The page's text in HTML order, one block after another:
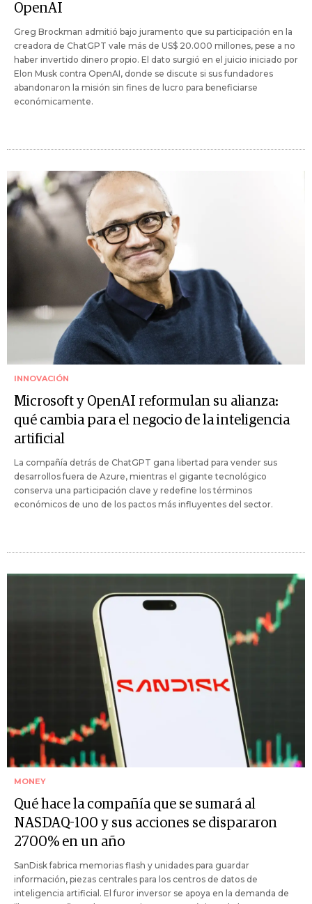
OpenAI
Greg Brockman admitió bajo juramento que su participación en la
creadora de ChatGPT vale más de US$ 20.000 millones, pese a no
haber invertido dinero propio. El dato surgió en el juicio iniciado por
Elon Musk contra OpenAI, donde se discute si sus fundadores
abandonaron la misión sin fines de lucro para beneficiarse
económicamente.
INNOVACIÓN
Microsoft y OpenAI reformulan su alianza:
qué cambia para el negocio de la inteligencia
artificial
La compañía detrás de ChatGPT gana libertad para vender sus
desarrollos fuera de Azure, mientras el gigante tecnológico
conserva una participación clave y redefine los términos
económicos de uno de los pactos más influyentes del sector.
MONEY
Qué hace la compañía que se sumará al
NASDAQ-100 y sus acciones se dispararon
2700% en un año
SanDisk fabrica memorias flash y unidades para guardar
información, piezas centrales para los centros de datos de
inteligencia artificial. El furor inversor se apoya en la demanda de